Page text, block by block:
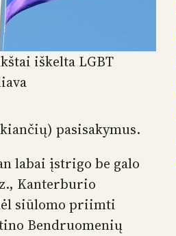
iškelta LGBT
pasisakymus.
labai įstrigo be galo
Kanterburio
siūlomo priimti
Bendruomenių